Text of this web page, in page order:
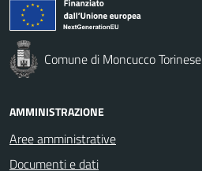
Comune di Moncucco Torinese
AMMINISTRAZIONE
Aree amministrative
Documenti e dati